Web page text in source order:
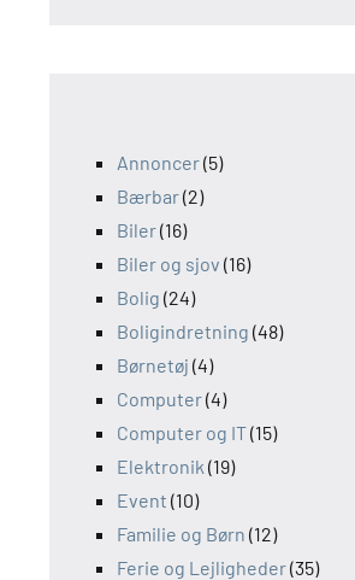
Annoncer(5)
Bærbar(2)
Biler(16)
Biler og sjov (16)
Bolig (24)
Boligindretning (48)
Børnetøj (4)
Computer(4)
Computer og IT(15)
Elektronik (19)
Event (10)
Familie og Børn (12)
Ferie og Lejligheder(35)